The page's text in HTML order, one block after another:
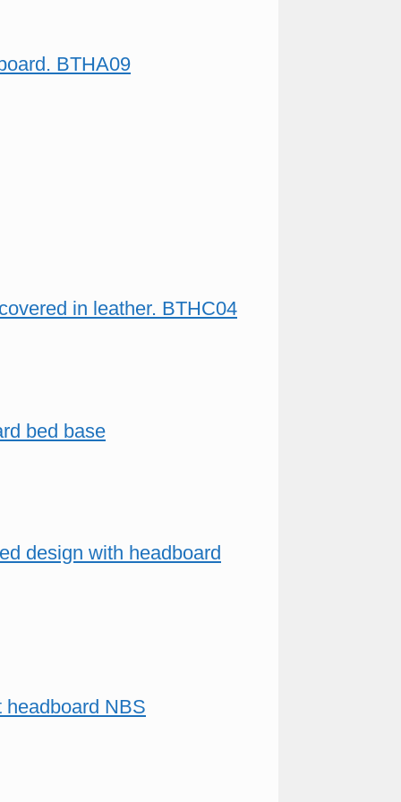
BTHA09
in leather. BTHC04
bed base
design with headboard
NBS